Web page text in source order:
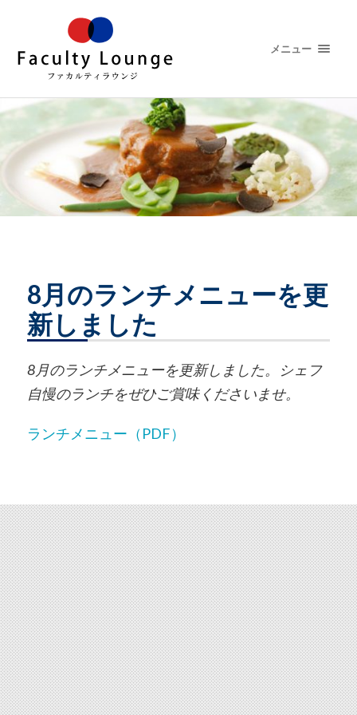
メニュー
8月のランチメニューを更
新しました
8月のランチメニューを更新しました。シェフ
自慢のランチをぜひご賞味くださいませ。
ランチメニュー（PDF）